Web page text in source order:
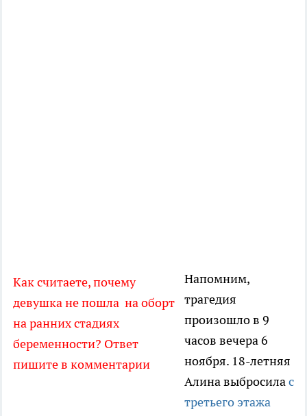
Как считаете, почему
девушка не пошла на оборт
на ранних стадиях
беременности? Ответ
пишите в комментарии
Напомним,
трагедия
произошло в 9
часов вечера 6
ноября. 18-летняя
Алина выбросилас
третьего этажа